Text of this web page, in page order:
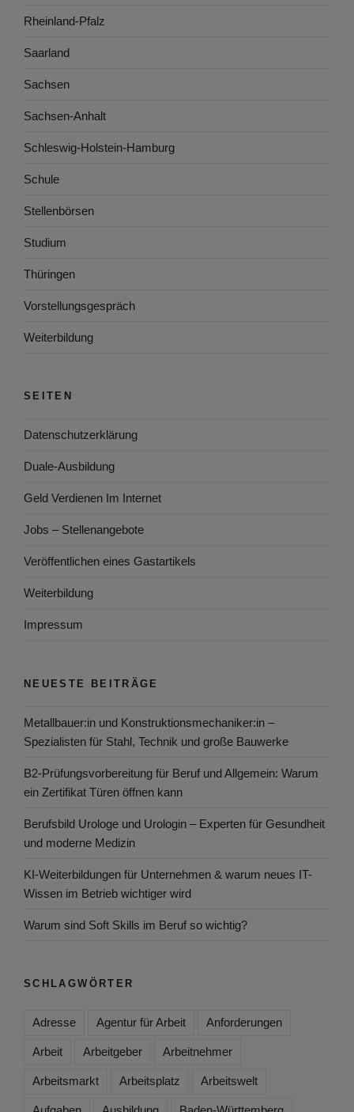
Rheinland-Pfalz
Saarland
Sachsen
Sachsen-Anhalt
Schleswig-Holstein-Hamburg
Schule
Stellenbörsen
Studium
Thüringen
Vorstellungsgespräch
Weiterbildung
SEITEN
Datenschutzerklärung
Duale-Ausbildung
Geld Verdienen Im Internet
Jobs – Stellenangebote
Veröffentlichen eines Gastartikels
Weiterbildung
Impressum
NEUESTE BEITRÄGE
Metallbauer:in und Konstruktionsmechaniker:in –
Spezialisten für Stahl, Technik und große Bauwerke
B2-Prüfungsvorbereitung für Beruf und Allgemein: Warum
ein Zertifikat Türen öffnen kann
Berufsbild Urologe und Urologin – Experten für Gesundheit
und moderne Medizin
KI-Weiterbildungen für Unternehmen & warum neues IT-
Wissen im Betrieb wichtiger wird
Warum sind Soft Skills im Beruf so wichtig?
SCHLAGWÖRTER
Adresse Agentur für Arbeit Anforderungen
Arbeit Arbeitgeber Arbeitnehmer
Arbeitsmarkt Arbeitsplatz Arbeitswelt